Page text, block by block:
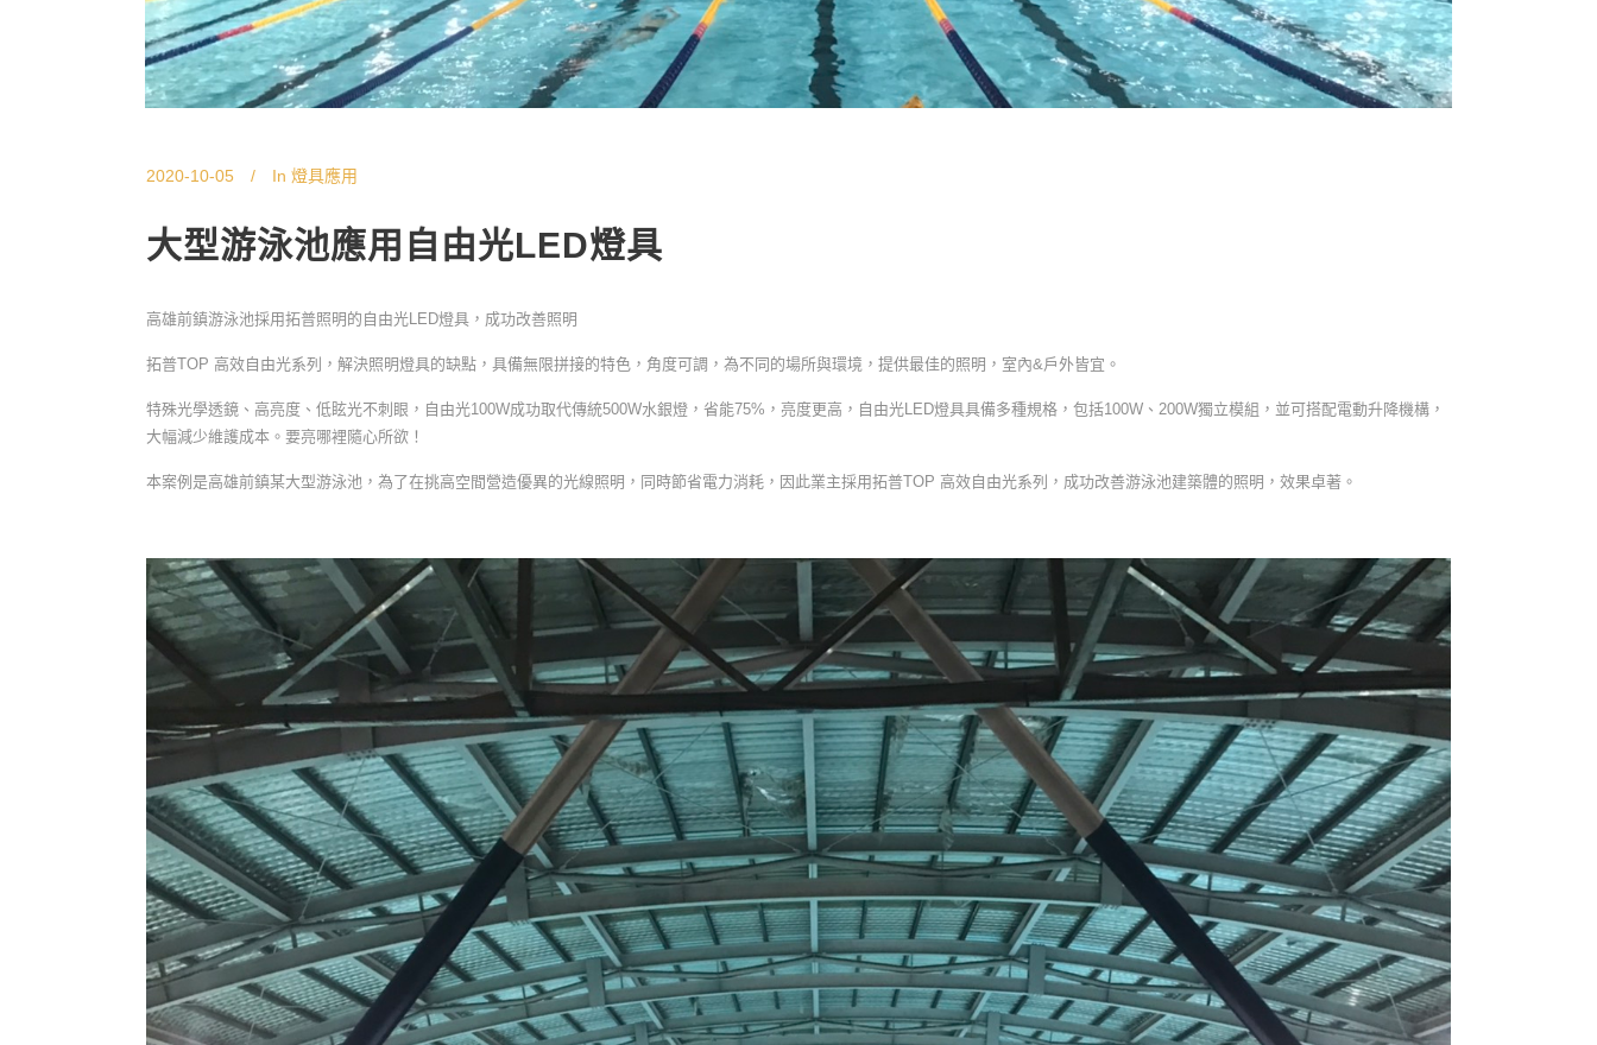
2020-10-05 In 燈具應用
大型游泳池應用自由光LED燈具
高雄前鎮游泳池採用拓普照明的自由光LED燈具，成功改善照明
拓普TOP 高效自由光系列，解決照明燈具的缺點，具備無限拼接的特色，角度可調，為不同的場所與環境，提供最佳的照明，室內&戶外皆宜。
特殊光學透鏡、高亮度、低眩光不刺眼，自由光100W成功取代傳統500W水銀燈，省能75%，亮度更高，自由光LED燈具具備多種規格，包括100W、200W獨立模組，並可搭配電動升降機構，
大幅減少維護成本。要亮哪裡隨心所欲！
本案例是高雄前鎮某大型游泳池，為了在挑高空間營造優異的光線照明，同時節省電力消耗，因此業主採用拓普TOP 高效自由光系列，成功改善游泳池建築體的照明，效果卓著。